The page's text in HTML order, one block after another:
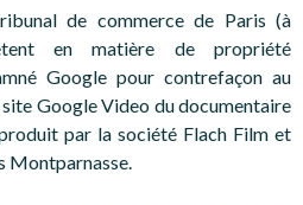
de commerce de Paris (à
en matière de propriété
Google pour contrefaçon au
Google Video du documentaire
par la société Flach Film et
Montparnasse.